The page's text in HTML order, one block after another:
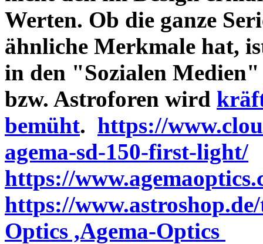
Werten. Ob die ganze
ähnliche Merkmale hat,
in den "Sozialen Medien"
bzw. Astroforen wird
bemüht. https://
agema-sd-150-first-light/
https://
https://
Optics ,Agema-Optics